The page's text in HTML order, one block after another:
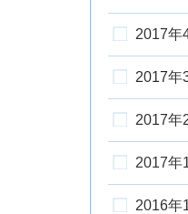
2017年
2017年
2017年
2017年
2016年